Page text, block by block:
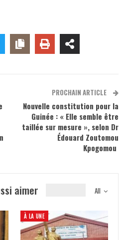
PROCHAIN ARTICLE
Nouvelle constitution pour la
Guinée : « Elle semble être
taillée sur mesure », selon Dr
Édouard Zoutomou
Kpogomou
All
aimer
À LA UNE